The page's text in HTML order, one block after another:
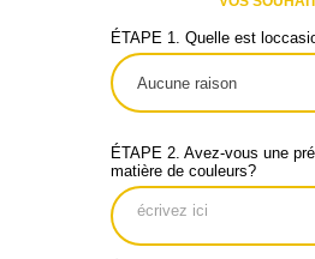
ÉTAPE 1. Quelle est
ÉTAPE 2. Avez-vous une
matière de couleurs?